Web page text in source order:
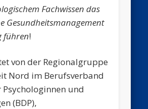
chem Fachwissen das
Gesundheitsmanagement
führen!
von der Regionalgruppe
Nord im Berufsverband
Psychologinnen und
(BDP),